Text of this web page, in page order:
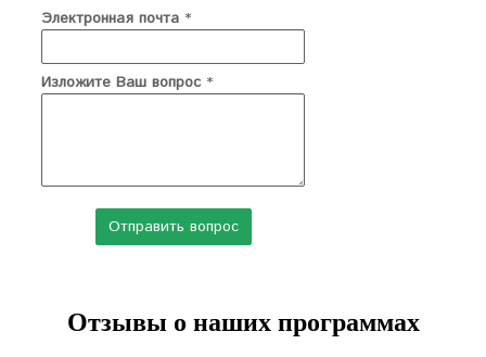
Электронная почта *
Изложите Ваш вопрос *
Отзывы о наших программах